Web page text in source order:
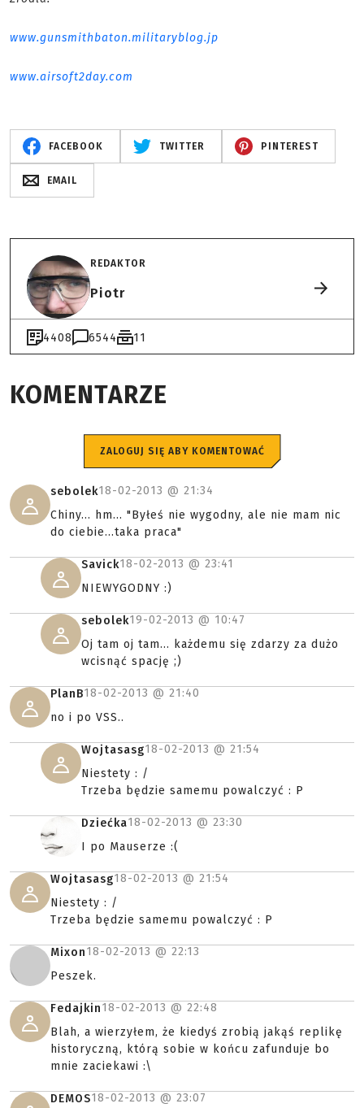
www.gunsmithbaton.militaryblog.jp
www.airsoft2day.com
FACEBOOK TWITTER PINTEREST
EMAIL
REDAKTOR
Piotr
4408 6544 11
KOMENTARZE
ZALOGUJ SIĘ ABY KOMENTOWAĆ
sebolek18-02-2013 @ 21:34
Chiny... hm... "Byłeś nie wygodny, ale nie mam nic
do ciebie...taka praca"
Savick18-02-2013 @ 23:41
NIEWYGODNY :)
sebolek19-02-2013 @ 10:47
Oj tam oj tam... każdemu się zdarzy za dużo
wcisnąć spację ;)
PlanB18-02-2013 @ 21:40
no i po VSS..
Wojtasasg18-02-2013 @ 21:54
Niestety : /
Trzeba będzie samemu powalczyć : P
Dziećka18-02-2013 @ 23:30
I po Mauserze :(
Wojtasasg18-02-2013 @ 21:54
Niestety : /
Trzeba będzie samemu powalczyć : P
Mixon18-02-2013 @ 22:13
Peszek.
Fedajkin18-02-2013 @ 22:48
Blah, a wierzyłem, że kiedyś zrobią jakąś replikę
historyczną, którą sobie w końcu zafunduje bo
mnie zaciekawi :\
DEMOS18-02-2013 @ 23:07